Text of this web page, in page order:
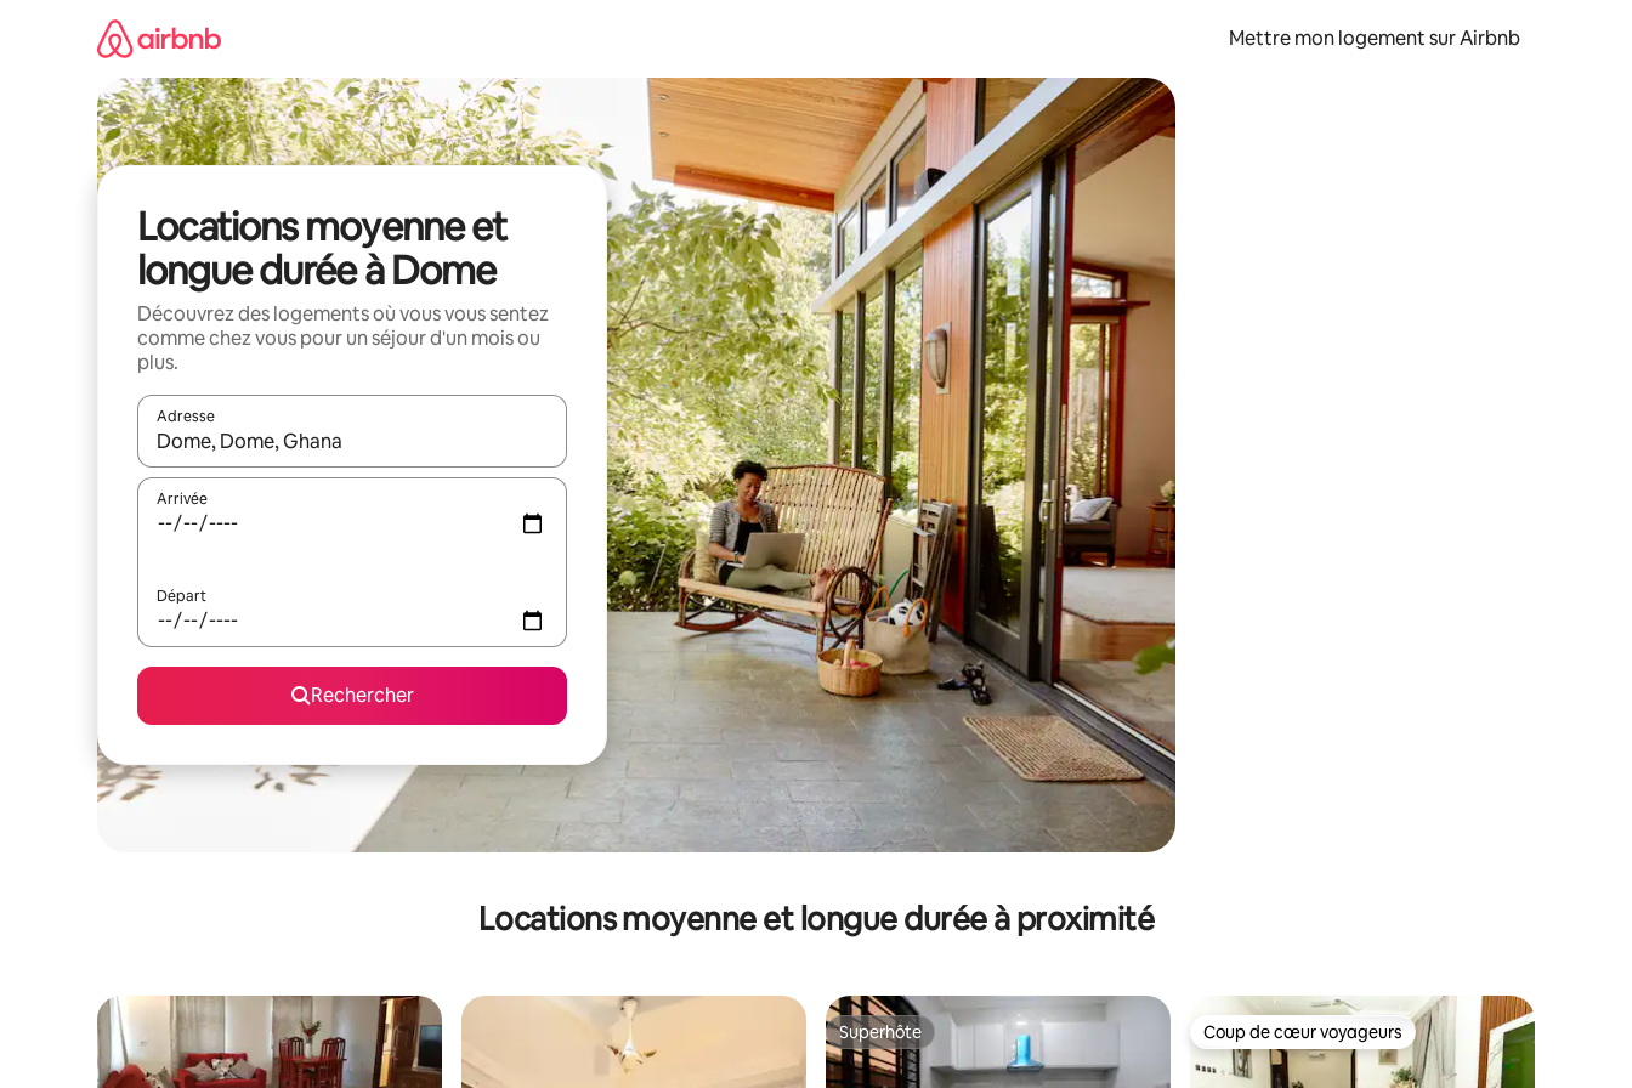
Mettre mon logement sur Airbnb
Locations moyenne et
longue durée à Dome
Découvrez des logements où vous vous sentez
comme chez vous pour un séjour d'un mois ou
plus.
Adresse
Lorsque les résultats s'affichent, utilisez les flèches vers le haut et vers le bas pour les parcourir ou en appuyant et en faisant glisser.
Arrivée
Départ
Rechercher
Locations moyenne et longue durée à proximité
Superhôte
Superhôte Coup de cœur voyageurs
Coup de cœur voyageurs